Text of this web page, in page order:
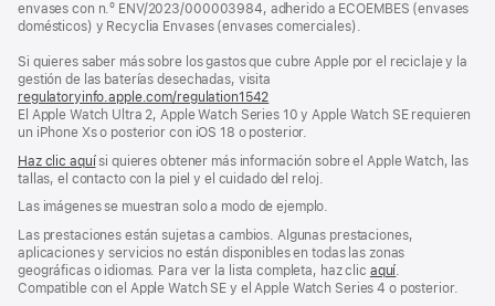
envases con n.º ENV/2023/000003984, adherido a ECOEMBES (envases
domésticos) y Recyclia Envases (envases comerciales).
Si quieres saber más sobre los gastos que cubre Apple por el reciclaje y la
gestión de las baterías desechadas, visita
regulatoryinfo.apple.com/regulation1542
abre
en
ventana
nueva)
El Apple Watch Ultra 2, Apple Watch Series 10 y Apple Watch SE requieren
un iPhone Xs o posterior con iOS 18 o posterior.
Haz clic aquísi quieres obtener más información sobre el Apple Watch, las
tallas, el contacto con la piel y el cuidado del reloj.
Las imágenes se muestran solo a modo de ejemplo.
Las prestaciones están sujetas a cambios. Algunas prestaciones,
aplicaciones y servicios no están disponibles en todas las zonas
geográficas o idiomas. Para ver la lista completa, haz clic aquí
Compatible con el Apple Watch SE y el Apple Watch Series 4 o posterior.